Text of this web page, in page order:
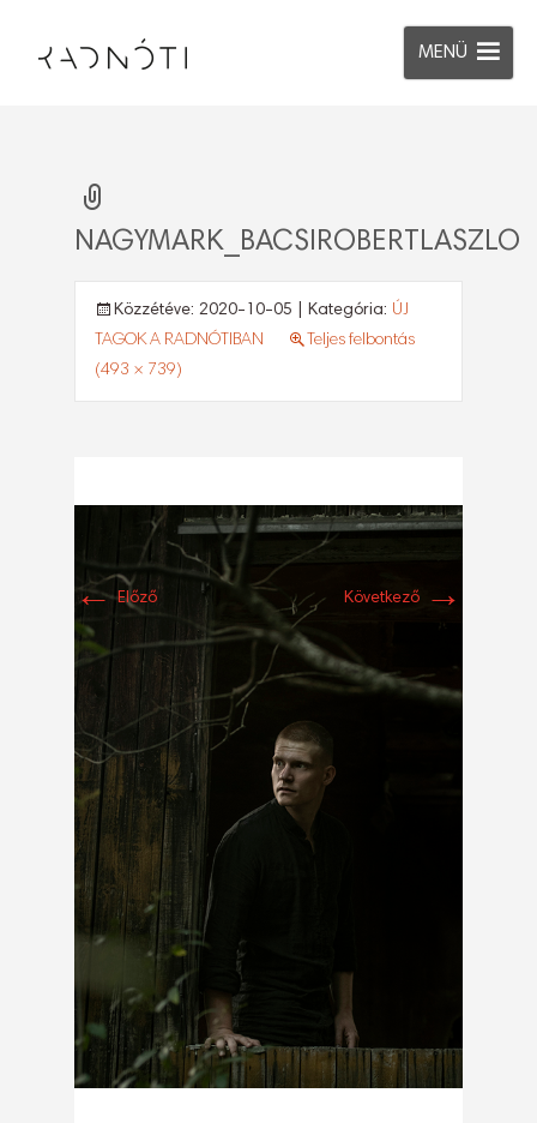
MENÜ
NAGYMARK_BACSIROBERTLASZLO
Közzétéve: 2020-10-05 | Kategória: ÚJ
TAGOK A RADNÓTIBAN
Teljes felbontás
(493 × 739)
←Előző Következő →